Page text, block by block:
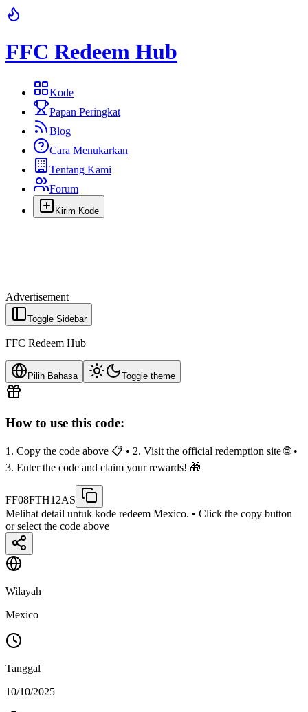
FFC Redeem Hub
Kode
Papan Peringkat
Blog
Cara Menukarkan
Tentang Kami
Forum
Kirim Kode
Advertisement
Toggle Sidebar
FFC Redeem Hub
Pilih Bahasa Toggle theme
How to use this code:
1. Copy the code above 📋 • 2. Visit the official redemption site 🌐 •
3. Enter the code and claim your rewards! 🎁
FF08FTH12AS
Melihat detail untuk kode redeem Mexico. • Click the copy button
or select the code above
Wilayah
Mexico
Tanggal
10/10/2025